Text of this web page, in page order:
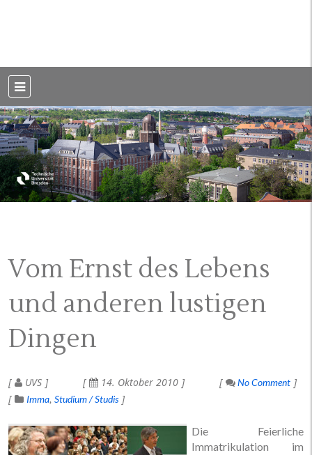
Dresden
Vom Ernst des Lebens
und anderen lustigen
Dingen
UVS 14. Oktober 2010
No Comment
Imma Studium / Studis
Die Feierliche
Immatrikulation im